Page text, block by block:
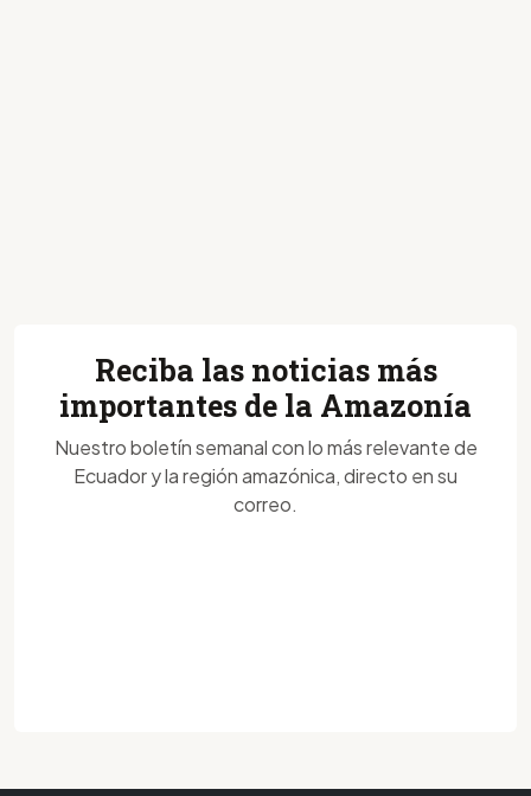
Reciba las noticias más
importantes de la Amazonía
Nuestro boletín semanal con lo más relevante de
Ecuador y la región amazónica, directo en su
correo.